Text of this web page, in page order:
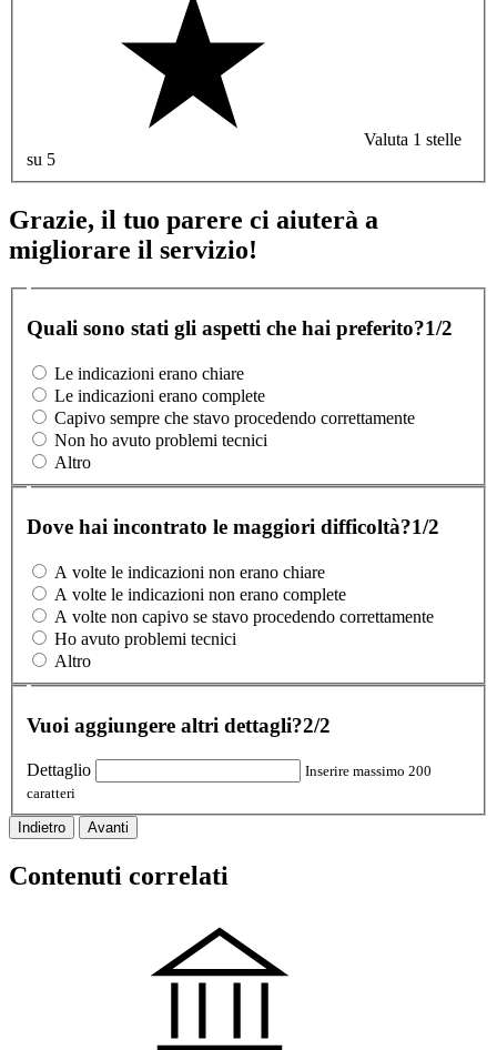
Valuta 1 stelle
su 5
Grazie, il tuo parere ci aiuterà a
migliorare il servizio!
Quali sono stati gli aspetti che hai preferito?1/2
Le indicazioni erano chiare
Le indicazioni erano complete
Capivo sempre che stavo procedendo correttamente
Non ho avuto problemi tecnici
Altro
Dove hai incontrato le maggiori difficoltà?1/2
A volte le indicazioni non erano chiare
A volte le indicazioni non erano complete
A volte non capivo se stavo procedendo correttamente
Ho avuto problemi tecnici
Altro
Vuoi aggiungere altri dettagli?2/2
Dettaglio
Inserire massimo 200
caratteri
Indietro Avanti
Contenuti correlati